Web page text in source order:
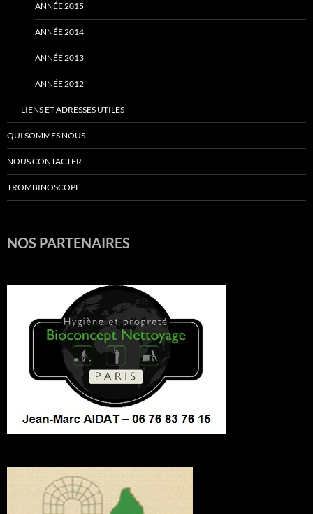
ANNÉE 2015
ANNÉE 2014
ANNÉE 2013
ANNÉE 2012
LIENS ET ADRESSES UTILES
QUI SOMMES NOUS
NOUS CONTACTER
TROMBINOSCOPE
NOS PARTENAIRES